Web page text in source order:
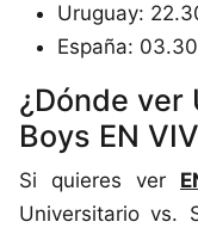
Uruguay:
España:
¿Dónde ver
Boys EN
Si quieres ver
Universitario vs.